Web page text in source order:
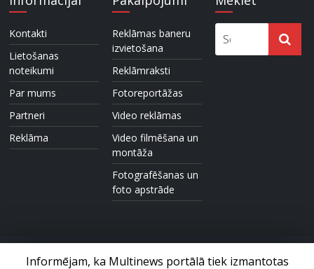
Kontakti
Lietošanas
noteikumi
Par mums
Partneri
Reklāma
Reklāmas baneru
izvietošana
Reklāmraksti
Fotoreportāžas
Video reklāmas
Video filmēšana un
montāža
Fotografēšanas un
foto apstrāde
Informējam, ka Multinews portālā tiek izmantotas